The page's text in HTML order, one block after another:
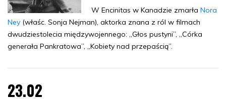
W Encinitas w Kanadzie zmarłaNora
Ney (właśc. Sonja Nejman), aktorka znana z ról w filmach
dwudziestolecia międzywojennego: „Głos pustyni”, „Córka
generała Pankratowa”, „Kobiety nad przepaścią”.
23.02